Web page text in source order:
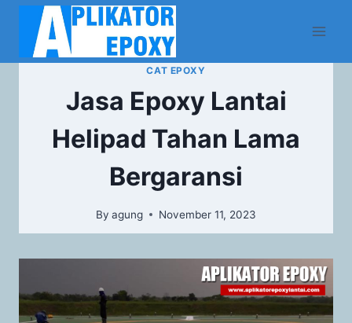
CAT EPOXY
Jasa Epoxy Lantai
Helipad Tahan Lama
Bergaransi
By agung November 11, 2023